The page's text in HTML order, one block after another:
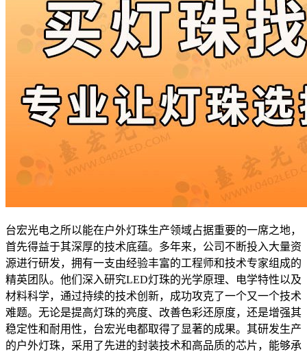
台宏光电之所以能在户外灯珠生产领域占据重要的一席之地，
首先得益于其深厚的技术底蕴。多年来，公司不断投入大量资
源进行研发，拥有一支由经验丰富的工程师和技术专家组成的
精英团队。他们深入研究LED灯珠的光学原理、电学特性以及
材料科学，通过持续的技术创新，成功攻克了一个又一个技术
难题。无论是提高灯珠的亮度、改善色彩还原度，还是增强其
稳定性和耐用性，台宏光电都取得了显著的成果。其研发生产
的户外灯珠，采用了先进的封装技术和高品质的芯片，能够承